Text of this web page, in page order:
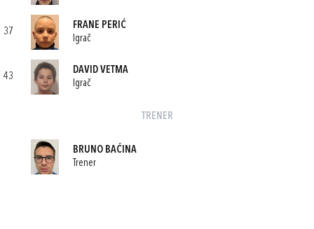
37
FRANE PERIĆ
Igrač
43
DAVID VETMA
Igrač
TRENER
BRUNO BAĆINA
Trener